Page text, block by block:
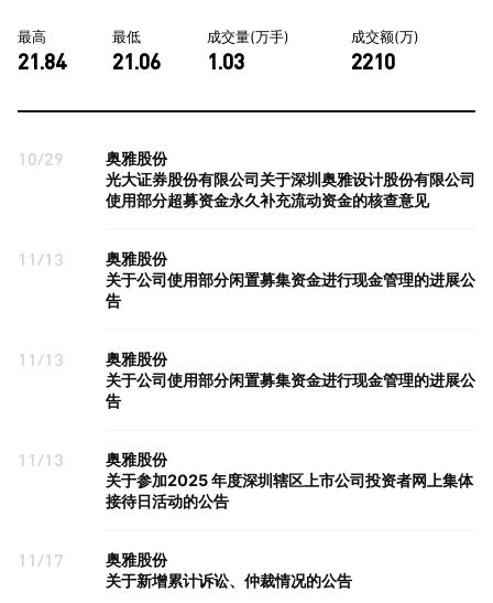
最高 最低 成交量(万手) 成交额(万)
21.84 21.06 1.03 2210
10/29
奥雅股份
光大证券股份有限公司关于深圳奥雅设计股份有限公司
使用部分超募资金永久补充流动资金的核查意见
11/13
奥雅股份
关于公司使用部分闲置募集资金进行现金管理的进展公
告
11/13
奥雅股份
关于公司使用部分闲置募集资金进行现金管理的进展公
告
11/13
奥雅股份
关于参加2025 年度深圳辖区上市公司投资者网上集体
接待日活动的公告
11/17
奥雅股份
关于新增累计诉讼、仲裁情况的公告